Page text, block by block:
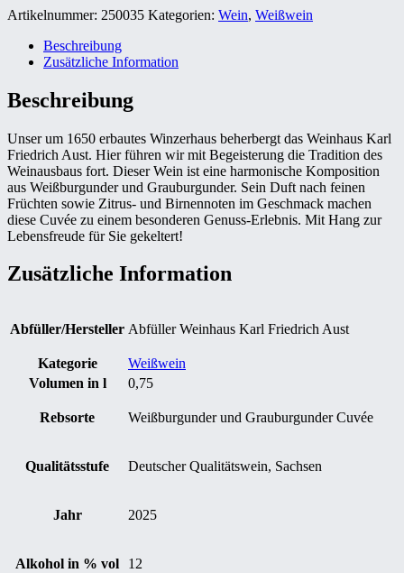
Artikelnummer: 250035 Kategorien: Wein, Weißwein
Beschreibung
Zusätzliche Information
Beschreibung
Unser um 1650 erbautes Winzerhaus beherbergt das Weinhaus Karl
Friedrich Aust. Hier führen wir mit Begeisterung die Tradition des
Weinausbaus fort. Dieser Wein ist eine harmonische Komposition
aus Weißburgunder und Grauburgunder. Sein Duft nach feinen
Früchten sowie Zitrus- und Birnennoten im Geschmack machen
diese Cuvée zu einem besonderen Genuss-Erlebnis. Mit Hang zur
Lebensfreude für Sie gekeltert!
Zusätzliche Information
Abfüller/Hersteller Abfüller Weinhaus Karl Friedrich Aust
Kategorie
Weißwein
Volumen in l
0,75
Rebsorte Weißburgunder und Grauburgunder Cuvée
Qualitätsstufe Deutscher Qualitätswein, Sachsen
Jahr 2025
Alkohol in % vol 12